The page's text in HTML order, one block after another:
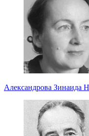
Александрова Зинаида